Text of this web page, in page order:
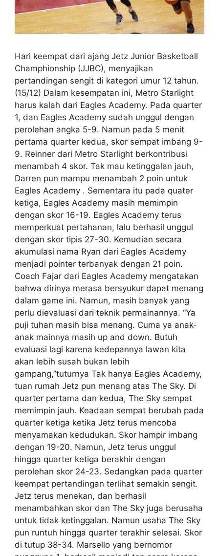
Hari keempat dari ajang Jetz Junior Basketball
Champhionship (JJBC), menyajikan
pertandingan sengit di kategori umur 12 tahun.
(15/12) Dalam kesempatan ini, Metro Starlight
harus kalah dari Eagles Academy. Pada quarter
1, dan Eagles Academy sudah unggul dengan
perolehan angka 5-9. Namun pada 5 menit
pertama quarter kedua, skor sempat imbang 9-
9. Reinner dari Metro Starlight berkontribusi
menambah 4 skor. Tak mau ketinggalan jauh,
Darren pun mampu menambah 2 poin untuk
Eagles Academy . Sementara itu pada quater
ketiga, Eagles Academy masih memimpin
dengan skor 16-19. Eagles Academy terus
memperkuat pertahanan, lalu berhasil unggul
dengan skor tipis 27-30. Kemudian secara
akumulasi nama Ryan dari Eagles Academy
menjadi pointer terbanyak dengan 21 poin.
Coach Fajar dari Eagles Academy mengatakan
bahwa dirinya merasa bersyukur dapat menang
dalam game ini. Namun, masih banyak yang
perlu dievaluasi dari teknik permainannya. “Ya
puji tuhan masih bisa menang. Cuma ya anak-
anak mainnya masih up and down. Butuh
evaluasi lagi karena kedepannya lawan kita
akan lebih susah bukan lebih
gampang,”tuturnya Tak hanya Eagles Academy,
tuan rumah Jetz pun menang atas The Sky. Di
quarter pertama dan kedua, The Sky sempat
memimpin jauh. Keadaan sempat berubah pada
quarter ketiga ketika Jetz terus mencoba
menyamakan kedudukan. Skor hampir imbang
dengan 19-20. Namun, Jetz terus unggul
hingga quarter ketiga berakhir dengan
perolehan skor 24-23. Sedangkan pada quarter
keempat pertandingan terlihat semakin sengit.
Jetz terus menekan, dan berhasil
menambahkan skor dan The Sky juga berusaha
untuk tidak ketinggalan. Namun usaha The Sky
pun runtuh hingga quarter terakhir selesai. Skor
di tutup 38-34. Marsello yang bernomor